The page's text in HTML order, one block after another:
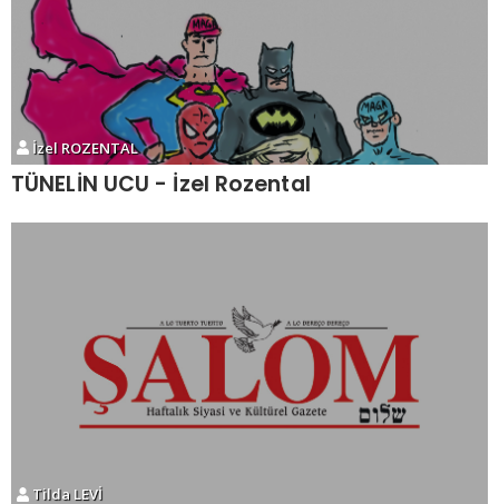
İzel ROZENTAL
TÜNELİN UCU - İzel Rozental
Tilda LEVİ